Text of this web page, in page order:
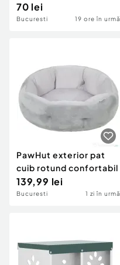
70 lei
Bucuresti 19 ore în urmă
PawHut exterior pat
cuib rotund confortabil
139,99 lei
Bucuresti 1 zi în urmă